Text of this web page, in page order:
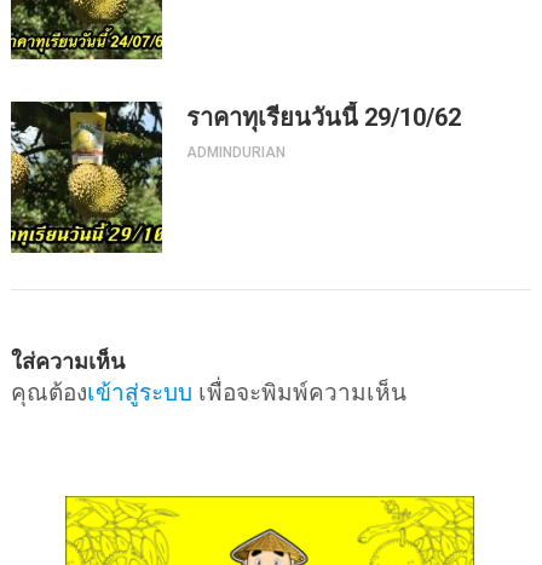
ราคาทุเรียนวันนี้ 29/10/62
ADMINDURIAN
ใส่ความเห็น
คุณต้องเข้าสู่ระบบ เพื่อจะพิมพ์ความเห็น